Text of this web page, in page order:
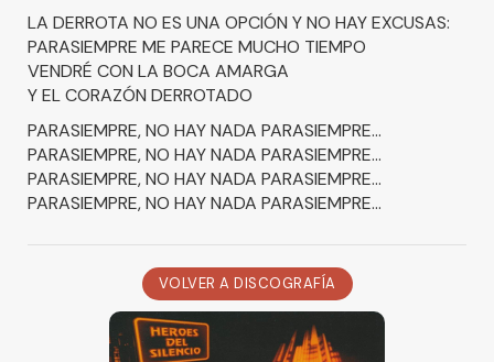
LA DERROTA NO ES UNA OPCIÓN Y NO HAY EXCUSAS:
PARASIEMPRE ME PARECE MUCHO TIEMPO
VENDRÉ CON LA BOCA AMARGA
Y EL CORAZÓN DERROTADO
PARASIEMPRE, NO HAY NADA PARASIEMPRE...
PARASIEMPRE, NO HAY NADA PARASIEMPRE...
PARASIEMPRE, NO HAY NADA PARASIEMPRE...
PARASIEMPRE, NO HAY NADA PARASIEMPRE...
VOLVER A DISCOGRAFÍA